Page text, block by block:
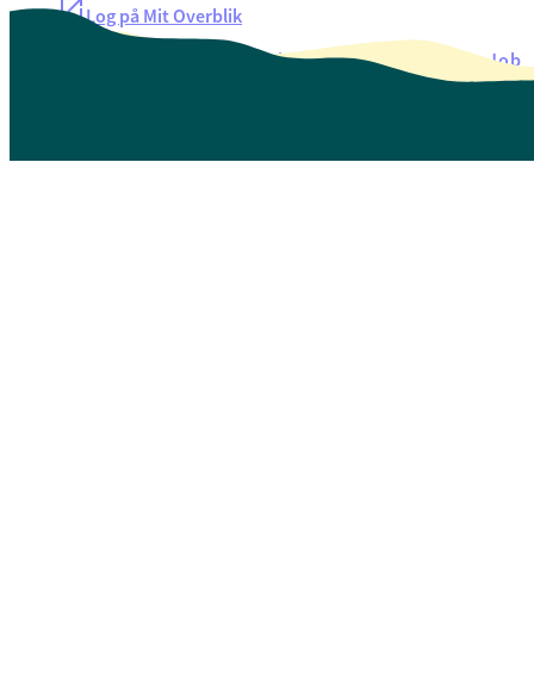
Log på Mit Overblik
Oversigt over selvbetjeningJob